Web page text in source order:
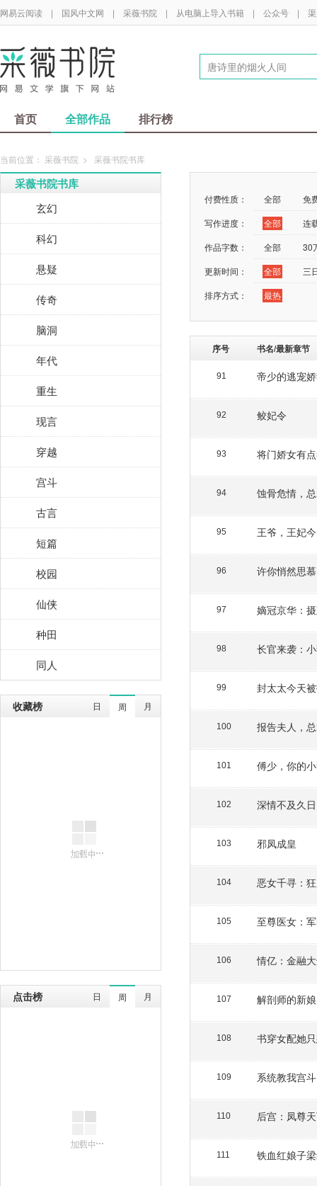
网易云阅读 | 国风中文网 | 采薇书院 | 从电脑上导入书籍 | 公众号 |
首页 全部作品 排行榜
当前位置： 采薇书院 > 采薇书院书库
采薇书院书库
玄幻
科幻
悬疑
传奇
脑洞
年代
重生
现言
穿越
宫斗
古言
短篇
校园
仙侠
种田
同人
收藏榜 日 周 月
点击榜 日 周 月
付费性质： 全部
免
写作进度：
全部
连
作品字数：
全部
30
更新时间：
全部
三
排序方式：
最热
序号 书名/最新章节
91 帝少的逃宠
92 鲛妃令
93 将门娇女有
94 蚀骨危情，
95 王爷，王妃
96 许你悄然思慕
97 嫡冠京华：
98 长官来袭：
99 封太太今天
100 报告夫人，
101 傅少，你的
102 深情不及久日
103 邪凤成皇
104 恶女千寻：
105 至尊医女：
106 情亿：金融
107 解剖师的新娘
108 书穿女配她
109 系统教我宫斗
110 后宫：凤尊
111 铁血红娘子